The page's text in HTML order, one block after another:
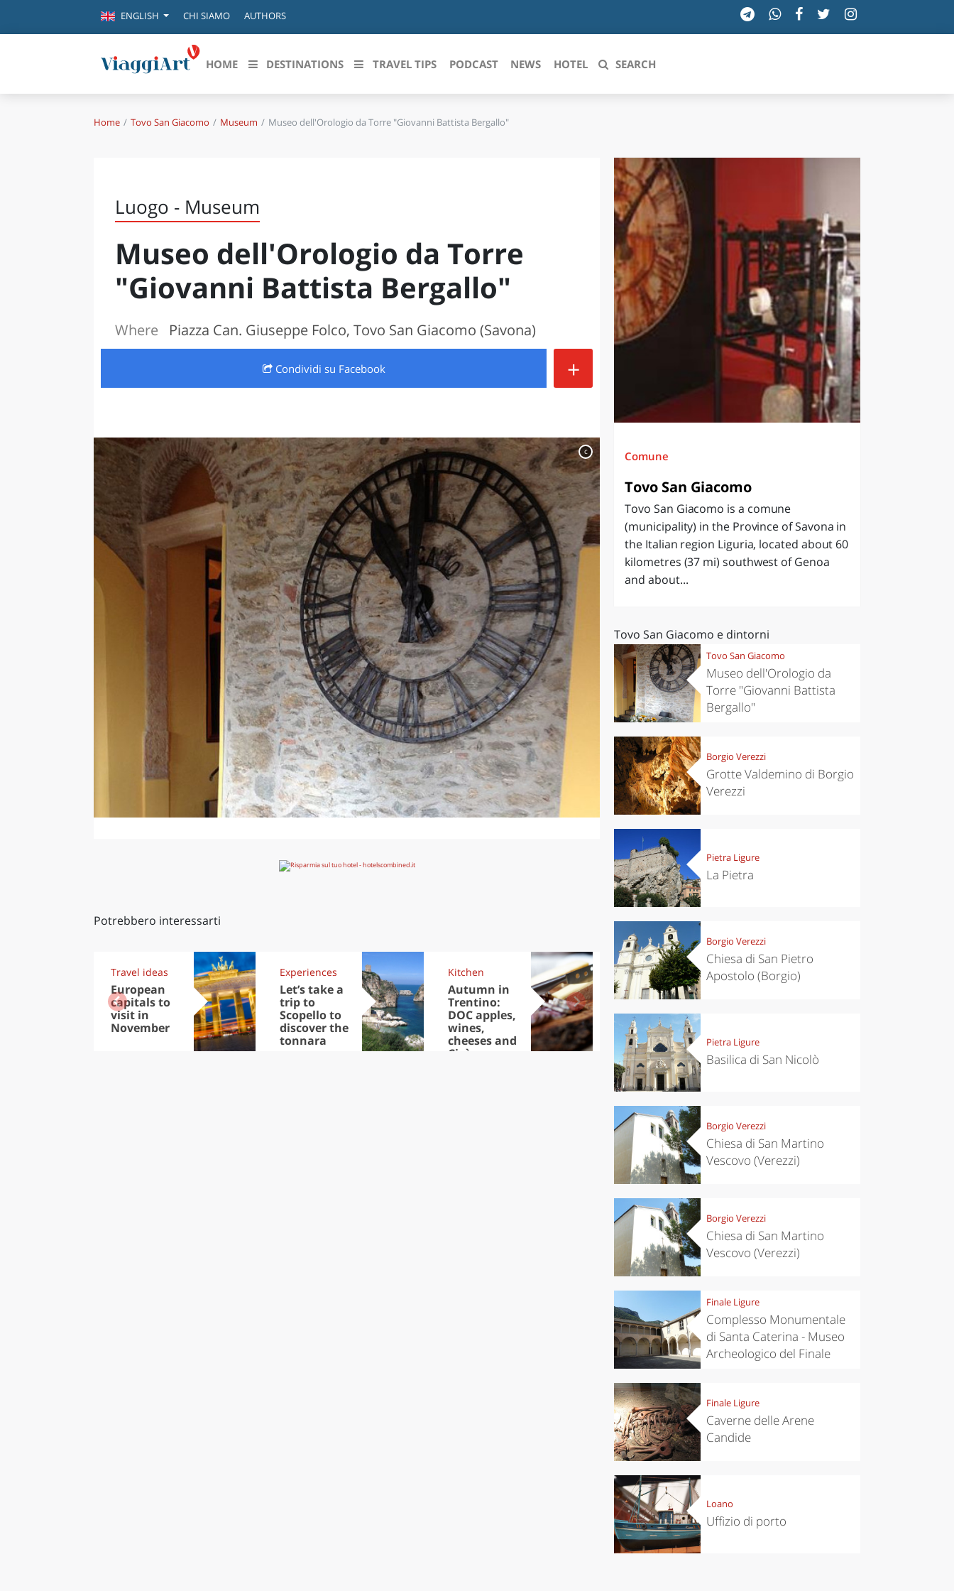
ENGLISH CHI SIAMO AUTHORS
HOME DESTINATIONS
Destinazioni in evidenza
FIRENZE
NAPOLI
BOLOGNA
LA SILA
IL SALENTO
Scopri le regioni italiane
CAMPANIA
EMILIA-ROMAGNA
LAZIO
PIEMONTE
SARDEGNA
TOSCANA
TRENTINO-ALTO ADIGE
UMBRIA
VALLE D'AOSTA
VENETO
TRAVEL TIPS PODCAST NEWS HOTEL SEARCH
Home Tovo San Giacomo Museum Museo dell'Orologio da Torre "Giovanni Battista Bergallo"
Luogo - Museum
Museo dell'Orologio da Torre
"Giovanni Battista Bergallo"
Where Piazza Can. Giuseppe Folco, Tovo San Giacomo (Savona)
Condividi su Facebook +
c
Potrebbero interessarti
Travel ideas
European
capitals to
visit in
November
Experiences
Let’s take a
trip to
Scopello to
discover the
tonnara
Kitchen
Autumn in
Trentino:
DOC apples,
wines,
cheeses and
Ciuìga
Kitchen
Sibari's Rice
the best rice
in Italy
Travel ideas
Comune
Tovo San Giacomo
Tovo San Giacomo is a comune
(municipality) in the Province of Savona in
the Italian region Liguria, located about 60
kilometres (37 mi) southwest of Genoa
and about...
Tovo San Giacomo e dintorni
Tovo San Giacomo
Museo dell'Orologio da
Torre "Giovanni Battista
Bergallo"
Borgio Verezzi
Grotte Valdemino di Borgio
Verezzi
Pietra Ligure
La Pietra
Borgio Verezzi
Chiesa di San Pietro
Apostolo (Borgio)
Pietra Ligure
Basilica di San Nicolò
Borgio Verezzi
Chiesa di San Martino
Vescovo (Verezzi)
Borgio Verezzi
Chiesa di San Martino
Vescovo (Verezzi)
Finale Ligure
Complesso Monumentale
di Santa Caterina - Museo
Archeologico del Finale
Finale Ligure
Caverne delle Arene
Candide
Loano
Uffizio di porto